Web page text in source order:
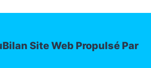
Site Web Propulsé Par